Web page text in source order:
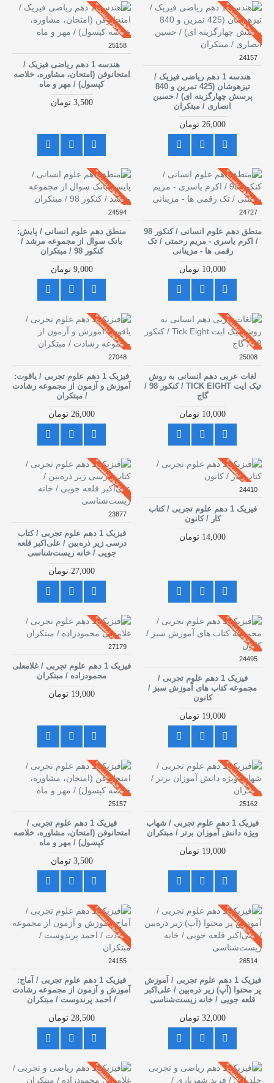
موجود نیست*
24157
هندسه 1 دهم ریاضی فیزیک /
تیزهوشان (425 تمرین و 840
پرسش چهارگزینه ای) / حسین
انصاری / مبتکران
26,000 تومان
موجود نیست*
25158
هندسه 1 دهم ریاضی فیزیک /
امتحانوفن (امتحان، مشاوره، خلاصه
کپسول) / مهر و ماه
3,500 تومان
موجود نیست*
24727
منطق دهم علوم انسانی / کنکور 98
/ اکرم یاسری - مریم رحمتی / تک
رقمی ها - مزینانی
10,000 تومان
موجود نیست*
24594
منطق دهم علوم انسانی / پایش:
بانک سوال از مجموعه مرشد /
کنکور 98 / مبتکران
9,000 تومان
موجود نیست*
25008
لغات عربی دهم انسانی به روش
تیک ایت TICK EIGHT / کنکور 98 /
گاج
10,000 تومان
موجود نیست*
27048
فیزیک 1 دهم علوم تجربی / یاقوت:
آموزش و آزمون از مجموعه رشادت
/ مبتکران
26,000 تومان
موجود نیست*
24410
فیزیک 1 دهم علوم تجربی / کتاب
کار / کانون
14,000 تومان
موجود نیست*
23877
فیزیک 1 دهم علوم تجربی / کتاب
درسی زیر ذره‌بین / علی‌اکبر قلعه
جویی / خانه زیست‌شناسی
27,000 تومان
موجود نیست*
24495
فیزیک 1 دهم علوم تجربی /
مجموعه کتاب های آموزش سبز /
کانون
19,000 تومان
موجود نیست*
27179
فیزیک 1 دهم علوم تجربی / غلامعلی
محمودزاده / مبتکران
19,000 تومان
موجود نیست*
25162
فیزیک 1 دهم علوم تجربی / شهاب
ویژه دانش آموزان برتر / مبتکران
19,000 تومان
موجود نیست*
25157
فیزیک 1 دهم علوم تجربی /
امتحانوفن (امتحان، مشاوره، خلاصه
کپسول) / مهر و ماه
3,500 تومان
موجود نیست*
26514
فیزیک 1 دهم علوم تجربی / آموزش
پر محتوا (آپ) زیر ذره‌بین / علی‌اکبر
قلعه جویی / خانه زیست‌شناسی
32,000 تومان
موجود نیست*
24155
فیزیک 1 دهم علوم تجربی / آماج:
آموزش و آزمون از مجموعه رشادت
/ احمد پرندوست / مبتکران
28,500 تومان